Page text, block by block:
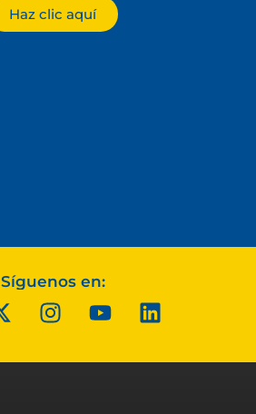
Haz clic aquí
Síguenos en: